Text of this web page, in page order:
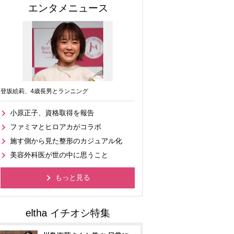
エンタメニュース
登坂絵莉、4歳長男とランニング
小原正子、資格取得を報告
ファミマとヒロアカがコラボ
施す側から見た整形のカジュアル化
美容外科医が世の中に思うこと
もっと見る